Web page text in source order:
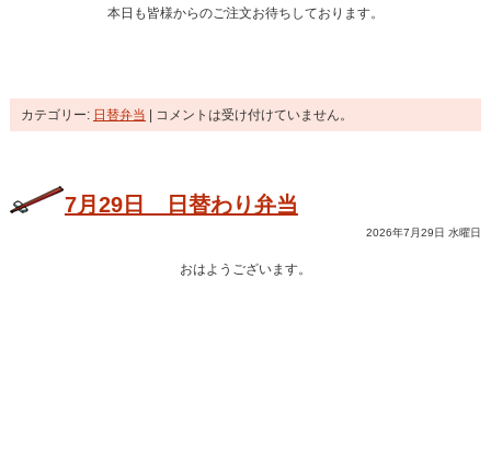
本日も皆様からのご注文お待ちしております。
カテゴリー: 日替弁当 | コメントは受け付けていません。
7月29日 日替わり弁当
2026年7月29日 水曜日
おはようございます。